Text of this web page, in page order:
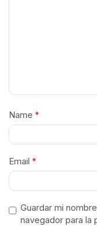
Name *
Email *
Guardar mi
navegador para la